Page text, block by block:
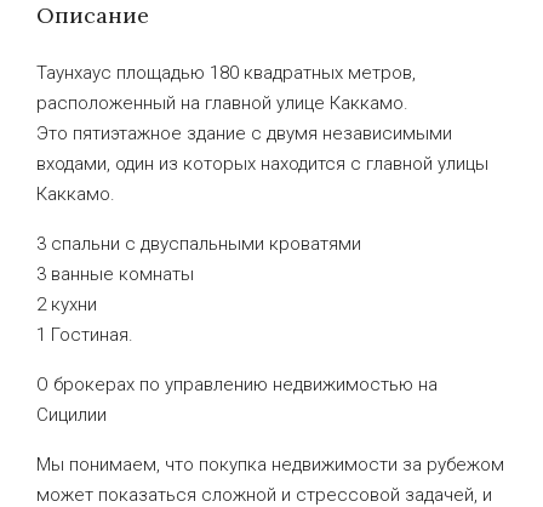
Описание
Таунхаус площадью 180 квадратных метров,
расположенный на главной улице Каккамо.
Это пятиэтажное здание с двумя независимыми
входами, один из которых находится с главной улицы
Каккамо.
3 спальни с двуспальными кроватями
3 ванные комнаты
2 кухни
1 Гостиная.
О брокерах по управлению недвижимостью на
Сицилии
Мы понимаем, что покупка недвижимости за рубежом
может показаться сложной и стрессовой задачей, и